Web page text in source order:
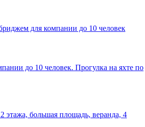
для компании до 10 человек
до 10 человек. Прогулка на яхте по
этажа, большая площадь, веранда, 4